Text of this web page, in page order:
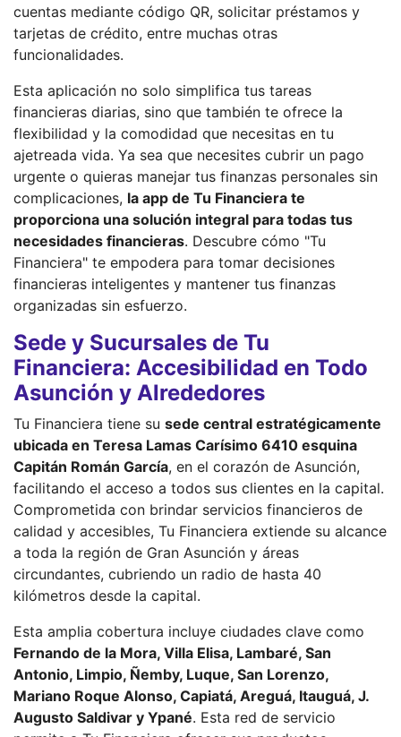
cuentas mediante código QR, solicitar préstamos y
tarjetas de crédito, entre muchas otras
funcionalidades.
Esta aplicación no solo simplifica tus tareas
financieras diarias, sino que también te ofrece la
flexibilidad y la comodidad que necesitas en tu
ajetreada vida. Ya sea que necesites cubrir un pago
urgente o quieras manejar tus finanzas personales sin
complicaciones, la app de Tu Financiera te
proporciona una solución integral para todas tus
necesidades financieras. Descubre cómo "Tu
Financiera" te empodera para tomar decisiones
financieras inteligentes y mantener tus finanzas
organizadas sin esfuerzo.
Sede y Sucursales de Tu
Financiera: Accesibilidad en Todo
Asunción y Alrededores
Tu Financiera tiene su sede central estratégicamente
ubicada en Teresa Lamas Carísimo 6410 esquina
Capitán Román García, en el corazón de Asunción,
facilitando el acceso a todos sus clientes en la capital.
Comprometida con brindar servicios financieros de
calidad y accesibles, Tu Financiera extiende su alcance
a toda la región de Gran Asunción y áreas
circundantes, cubriendo un radio de hasta 40
kilómetros desde la capital.
Esta amplia cobertura incluye ciudades clave como
Fernando de la Mora, Villa Elisa, Lambaré, San
Antonio, Limpio, Ñemby, Luque, San Lorenzo,
Mariano Roque Alonso, Capiatá, Areguá, Itauguá, J.
Augusto Saldivar y Ypané. Esta red de servicio